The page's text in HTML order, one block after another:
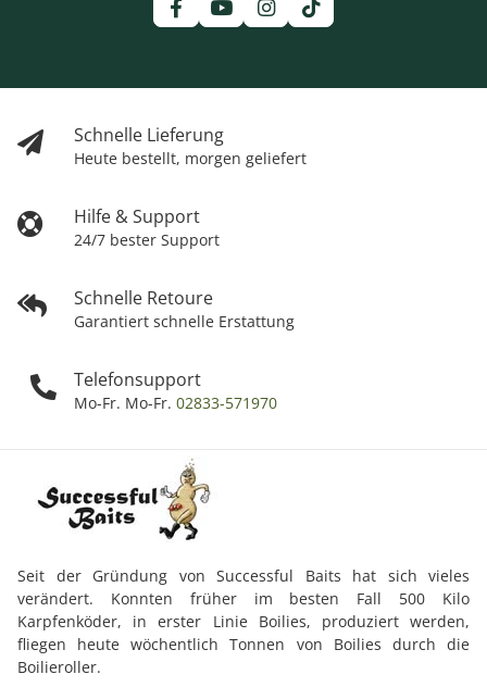
Schnelle Lieferung
Heute bestellt, morgen geliefert
Hilfe & Support
24/7 bester Support
Schnelle Retoure
Garantiert schnelle Erstattung
Telefonsupport
Mo-Fr. Mo-Fr. 02833-571970
Seit der Gründung von Successful Baits hat sich vieles
verändert. Konnten früher im besten Fall 500 Kilo
Karpfenköder, in erster Linie Boilies, produziert werden,
fliegen heute wöchentlich Tonnen von Boilies durch die
Boilieroller.